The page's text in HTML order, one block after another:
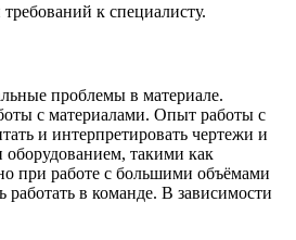
к специалисту.
проблемы в материале.
с материалами. Опыт работы с
и интерпретировать чертежи и
такими как
при работе с большими объёмами
работать в команде. В зависимости